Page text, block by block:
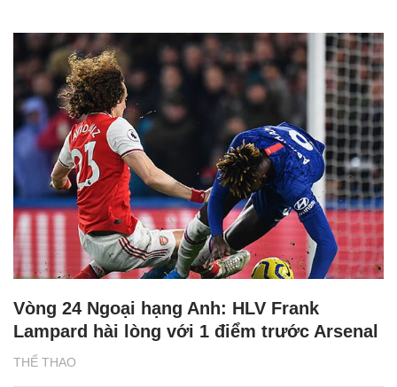
THỂ THAO
Vòng 24 Ngoại hạng Anh: HLV Frank
Lampard hài lòng với 1 điểm trước Arsenal